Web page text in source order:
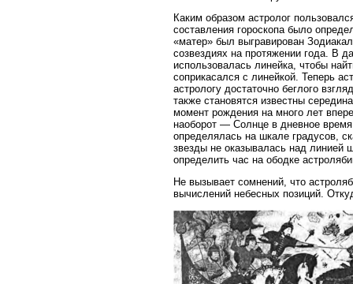
Каким образом астролог
составления гороскопа было
«матер» был выгравирован
созвездиях на протяжении года. В
использовалась линейка, чтобы
соприкасался с линейкой. Теперь
астрологу достаточно беглого
также становятся известны
момент рождения на много лет
наоборот — Солнце в дневное
определялась на шкале градусов,
звезды не оказывалась над линией
определить час на ободке
Не вызывает сомнений, что
вычислений небесных позиций.